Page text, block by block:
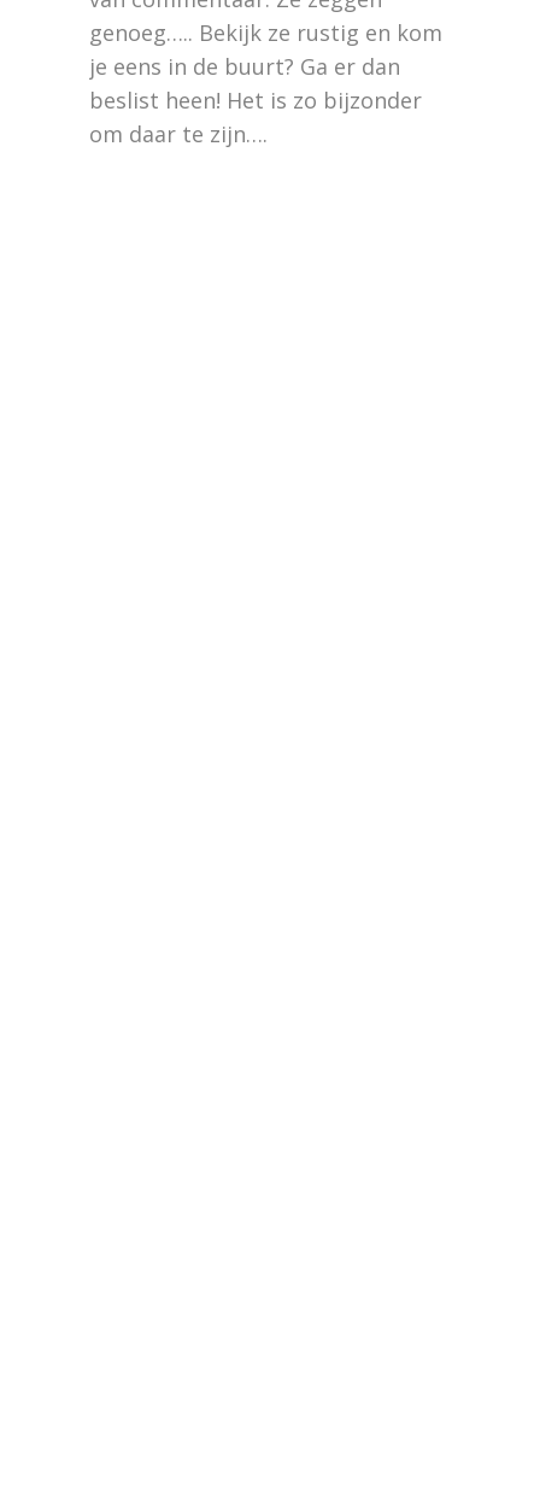
genoeg….. Bekijk ze rustig en kom
je eens in de buurt? Ga er dan
beslist heen! Het is zo bijzonder
om daar te zijn….